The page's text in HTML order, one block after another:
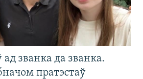
званка да званка.
пратэстаў